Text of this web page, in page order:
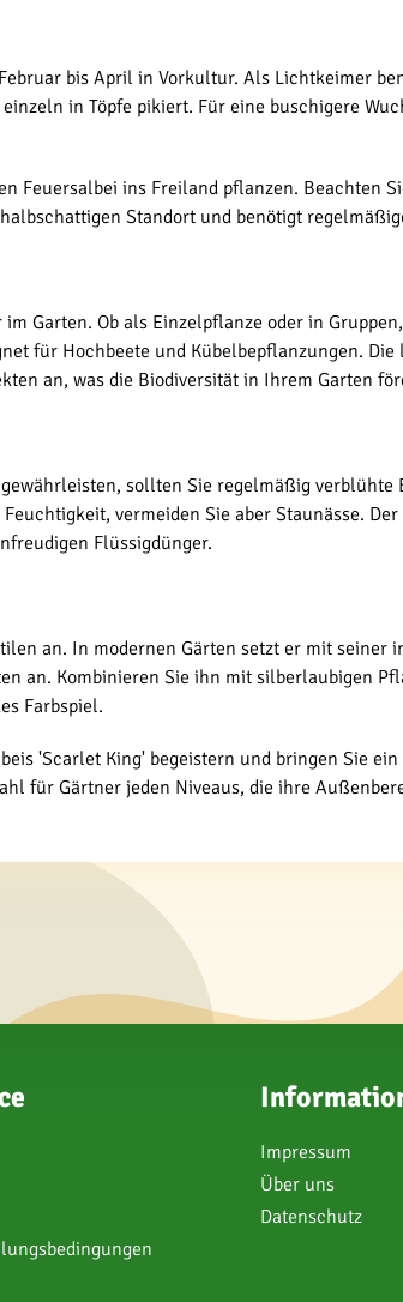
bis April in Vorkultur. Als Lichtkeimer
in Töpfe pikiert. Für eine buschigere
Feuersalbei ins Freiland pflanzen. Beachten
Standort und benötigt
Garten. Ob als Einzelpflanze oder in
für Hochbeete und Kübelbepflanzungen.
an, was die Biodiversität in Ihrem Garten
sollten Sie regelmäßig
vermeiden Sie aber Staunässe.
Flüssigdünger.
an. In modernen Gärten setzt er mit
an. Kombinieren Sie ihn mit silberlaubigen
Farbspiel.
'Scarlet King' begeistern und bringen Sie
für Gärtner jeden Niveaus, die ihre
Impressum
Über uns
Datenschutz